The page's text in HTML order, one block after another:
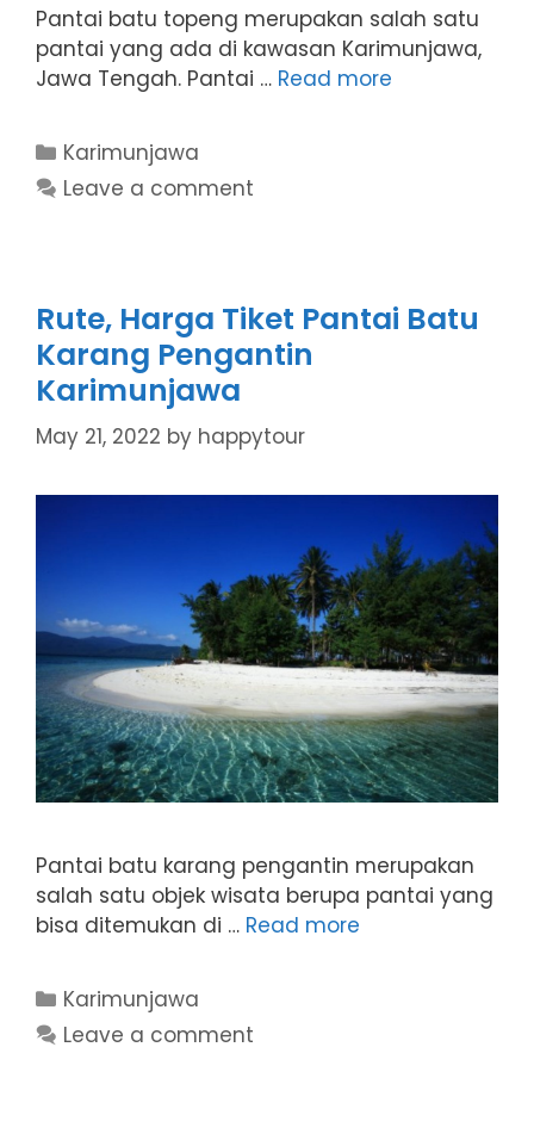
Pantai batu topeng merupakan salah satu
pantai yang ada di kawasan Karimunjawa,
Jawa Tengah. Pantai … Read more
Categories
Karimunjawa
Leave a comment
Rute, Harga Tiket Pantai Batu
Karang Pengantin
Karimunjawa
May 21, 2022 by happytour
Pantai batu karang pengantin merupakan
salah satu objek wisata berupa pantai yang
bisa ditemukan di … Read more
Categories
Karimunjawa
Leave a comment